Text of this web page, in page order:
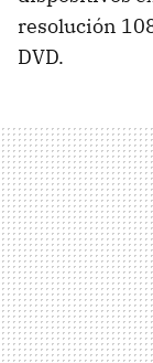
resolución
DVD.